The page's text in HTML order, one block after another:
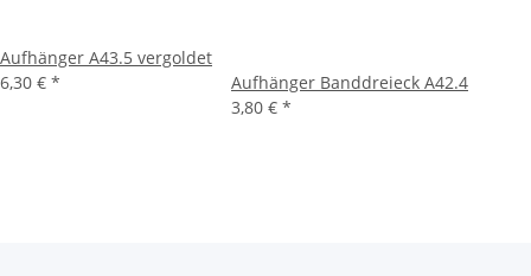
Aufhänger A43.5 vergoldet
6,30 € *
Aufhänger Banddreieck A42.4
3,80 € *